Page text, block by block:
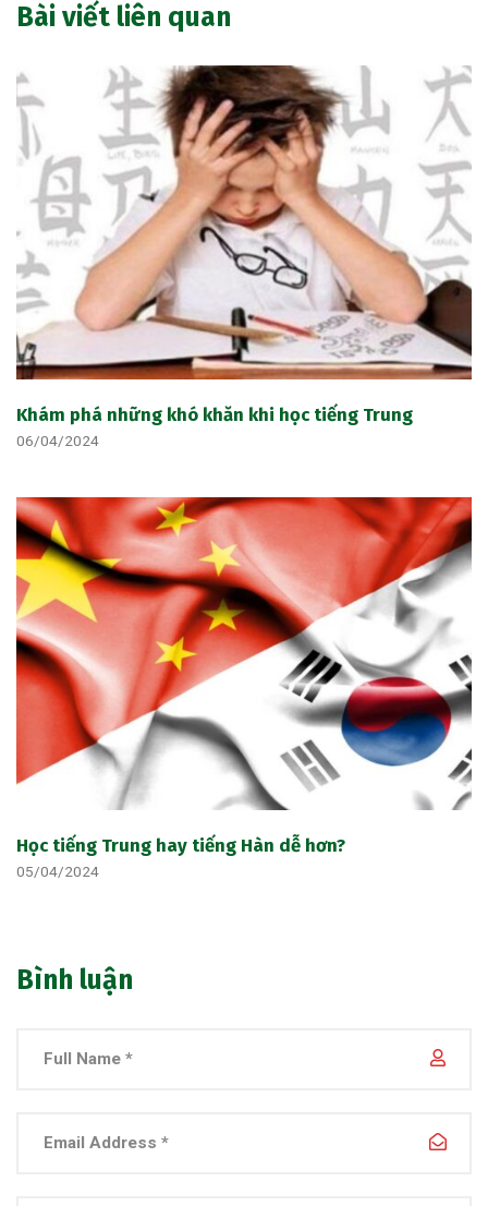
Bài viết liên quan
Khám phá những khó khăn khi học tiếng Trung
06/04/2024
Học tiếng Trung hay tiếng Hàn dễ hơn?
05/04/2024
Bình luận